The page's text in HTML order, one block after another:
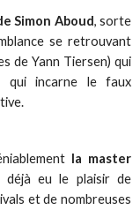
Simon Aboud, sorte
se retrouvant
de Yann Tiersen) qui
incarne le faux
la master
déjà eu le plaisir de
et de nombreuses